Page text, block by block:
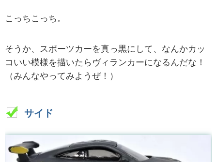
こっちこっち。
そうか、スポーツカーを真っ黒にして、なんかカッ
コいい模様を描いたらヴィランカーになるんだな！
（みんなやってみようぜ！）
サイド